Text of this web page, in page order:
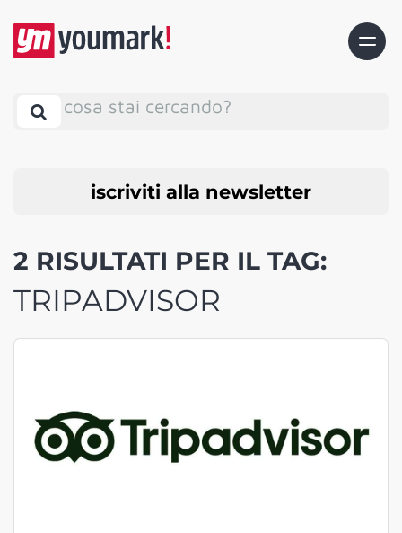
cosa stai cercando?
iscriviti alla newsletter
2 RISULTATI PER IL TAG:
TRIPADVISOR